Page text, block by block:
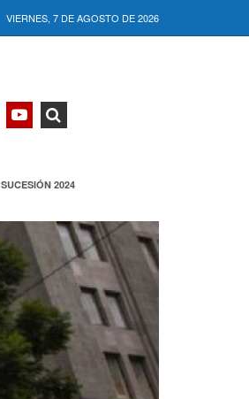
VIERNES, 7 DE AGOSTO DE 2026
SUCESIÓN 2024